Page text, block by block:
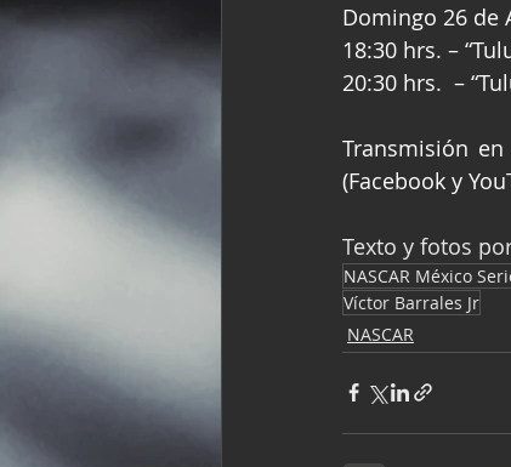
Domingo 26 de
18:30 hrs. –
20:30 hrs.  –
Transmisión en
(Facebook y
Texto y fotos
NASCAR México
Víctor Barrales Jr
NASCAR